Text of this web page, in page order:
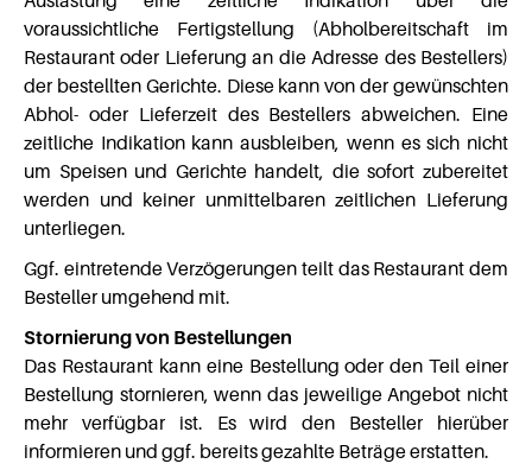
voraussichtliche Fertigstellung (Abholbereitschaft im
Restaurant oder Lieferung an die Adresse des Bestellers)
der bestellten Gerichte. Diese kann von der gewünschten
Abhol- oder Lieferzeit des Bestellers abweichen. Eine
zeitliche Indikation kann ausbleiben, wenn es sich nicht
um Speisen und Gerichte handelt, die sofort zubereitet
werden und keiner unmittelbaren zeitlichen Lieferung
unterliegen.
Ggf. eintretende Verzögerungen teilt das Restaurant dem
Besteller umgehend mit.
Stornierung von Bestellungen
Das Restaurant kann eine Bestellung oder den Teil einer
Bestellung stornieren, wenn das jeweilige Angebot nicht
mehr verfügbar ist. Es wird den Besteller hierüber
informieren und ggf. bereits gezahlte Beträge erstatten.